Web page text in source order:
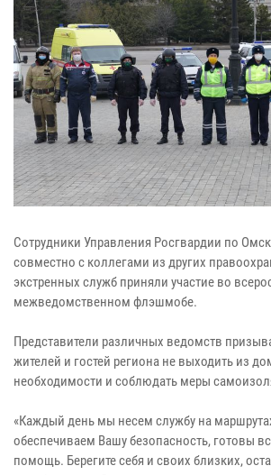
Сотрудники Управления Росгвардии по
совместно с коллегами из других
экстренных служб приняли участие во
межведомственном флэшмобе.
Представители различных ведомств
жителей и гостей региона не выходить из
необходимости и соблюдать меры
«Каждый день мы несем службу на
обеспечиваем Вашу безопасность, готовы
помощь. Берегите себя и своих близких,